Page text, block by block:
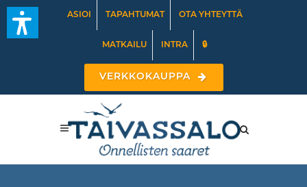
ASIOI TAPAHTUMAT OTA YHTEYTTÄ
MATKAILU INTRA 🔒
VERKKOKAUPPA